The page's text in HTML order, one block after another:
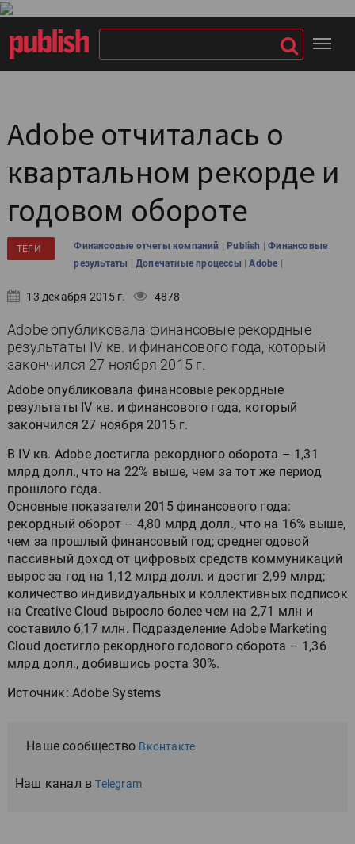
Adobe отчиталась о
квартальном рекорде и
годовом обороте
ТЕГИ Финансовые отчеты компаний |Publish |Финансовые
результаты | Допечатные процессы |Adobe |
13 декабря 2015 г. 4878
Adobe опубликовала финансовые рекордные
результаты IV кв. и финансового года, который
закончился 27 ноября 2015 г.
Adobe опубликовала финансовые рекордные
результаты IV кв. и финансового года, который
закончился 27 ноября 2015 г.
В IV кв. Adobe достигла рекордного оборота – 1,31
млрд долл., что на 22% выше, чем за тот же период
прошлого года.
Основные показатели 2015 финансового года:
рекордный оборот – 4,80 млрд долл., что на 16% выше,
чем за прошлый финансовый год; среднегодовой
пассивный доход от цифровых средств коммуникаций
вырос за год на 1,12 млрд долл. и достиг 2,99 млрд;
количество индивидуальных и коллективных подписок
на Creative Cloud выросло более чем на 2,71 млн и
составило 6,17 млн. Подразделение Adobe Marketing
Cloud достигло рекордного годового оборота – 1,36
млрд долл., добившись роста 30%.
Источник: Adobe Systems
Наше сообщество Вконтакте
Наш канал вTelegram